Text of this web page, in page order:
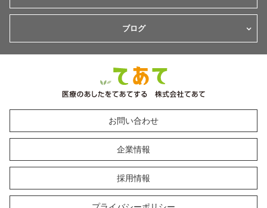
ブログ
お問い合わせ
企業情報
採用情報